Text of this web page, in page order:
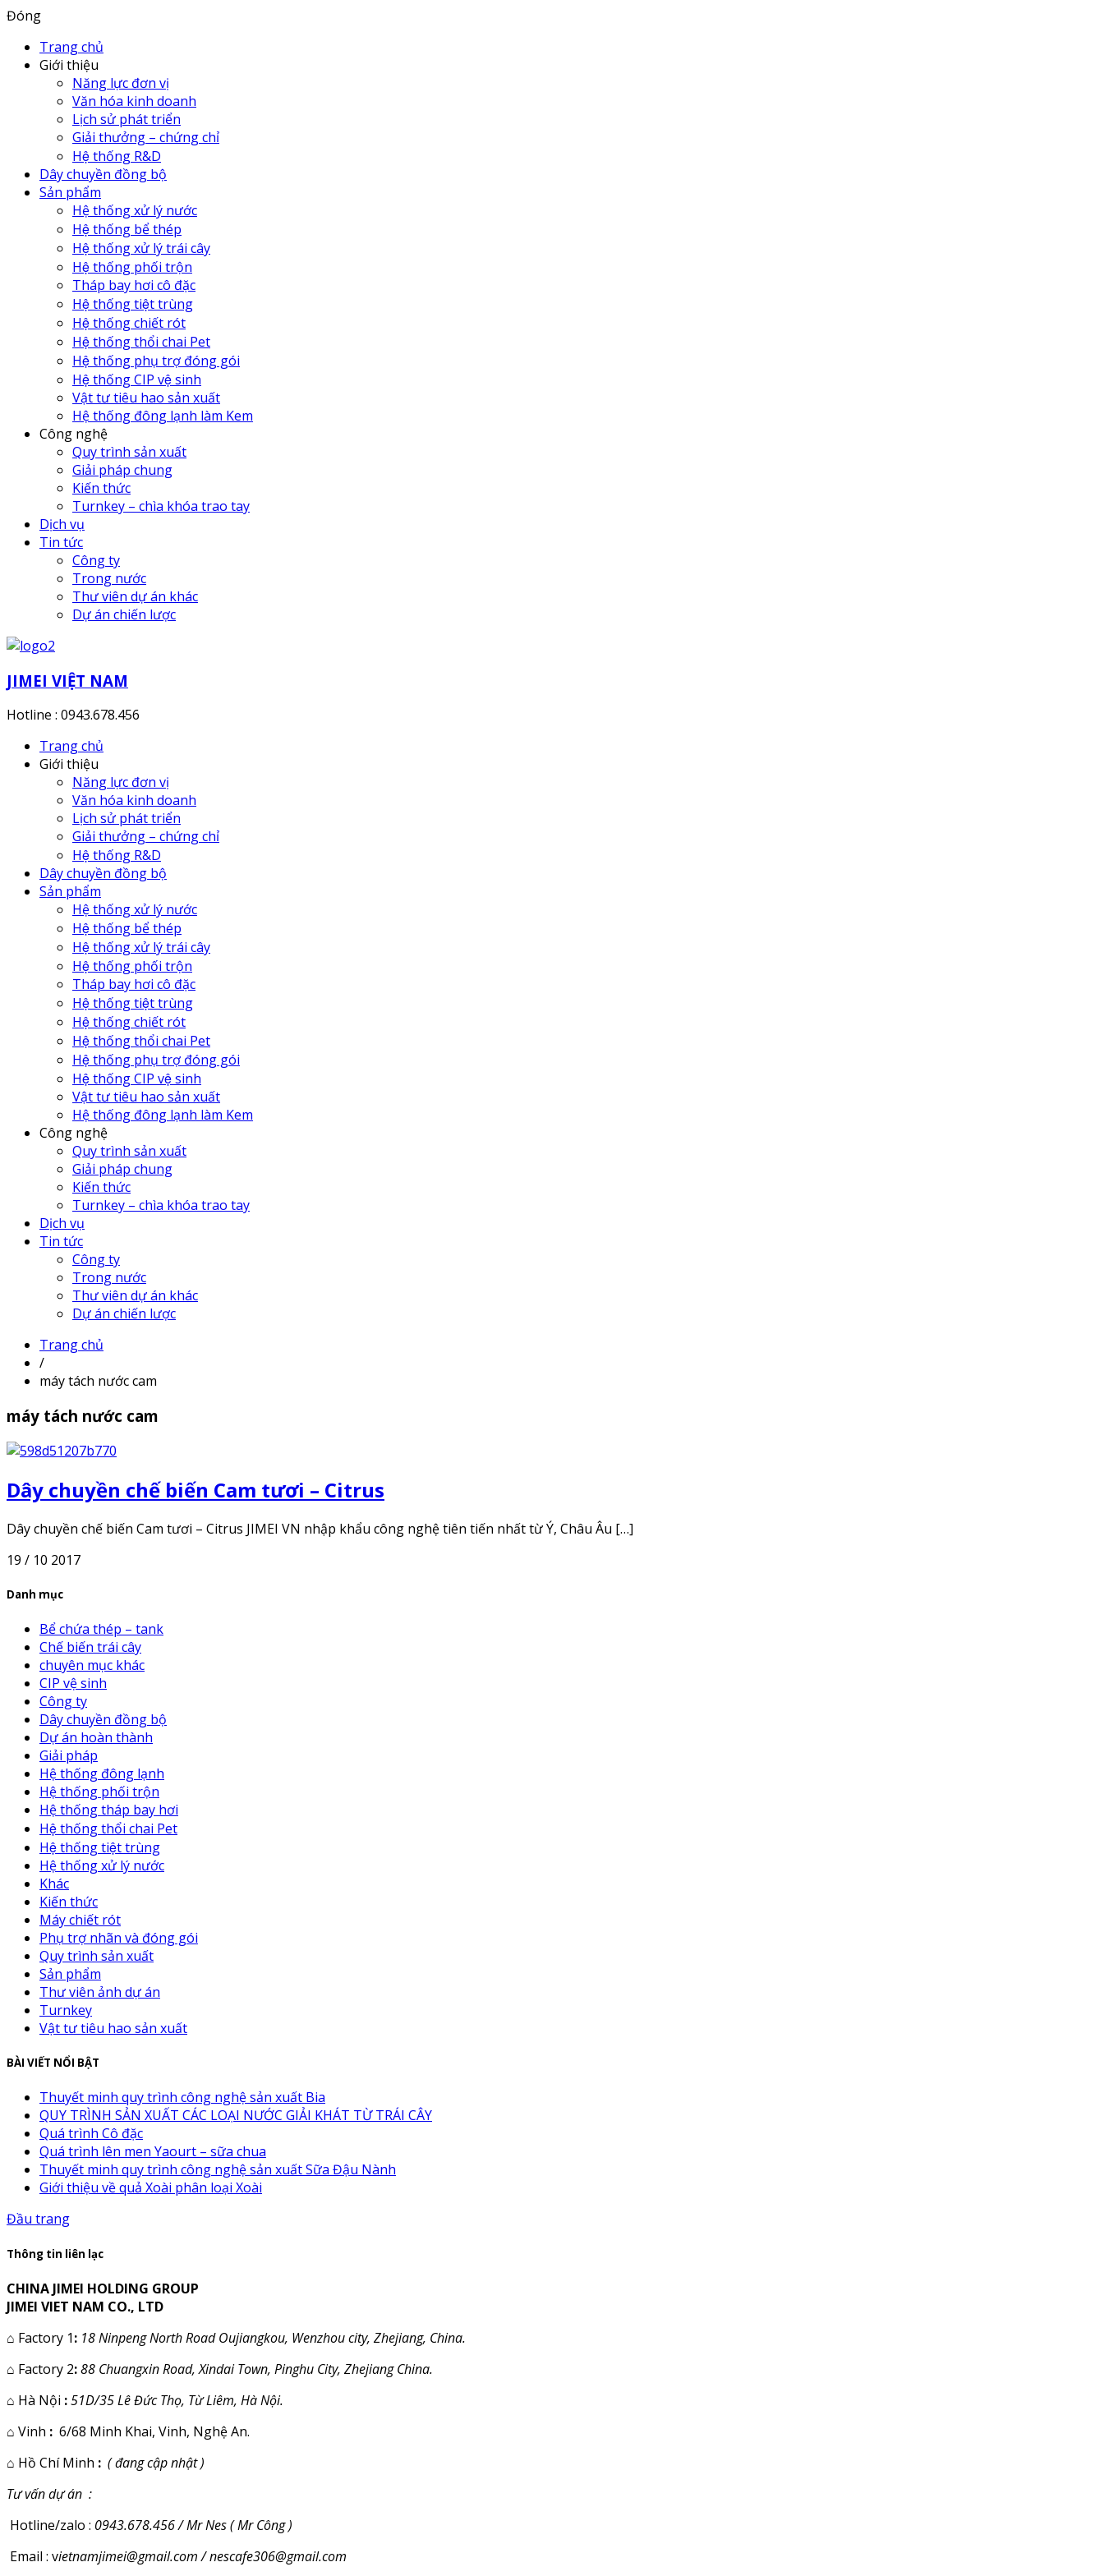
Đóng
Trang chủ
Giới thiệu
Năng lực đơn vị
Văn hóa kinh doanh
Lịch sử phát triển
Giải thưởng – chứng chỉ
Hệ thống R&D
Dây chuyền đồng bộ
Sản phẩm
Hệ thống xử lý nước
Hệ thống bể thép
Hệ thống xử lý trái cây
Hệ thống phối trộn
Tháp bay hơi cô đặc
Hệ thống tiệt trùng
Hệ thống chiết rót
Hệ thống thổi chai Pet
Hệ thống phụ trợ đóng gói
Hệ thống CIP vệ sinh
Vật tư tiêu hao sản xuất
Hệ thống đông lạnh làm Kem
Công nghệ
Quy trình sản xuất
Giải pháp chung
Kiến thức
Turnkey – chìa khóa trao tay
Dịch vụ
Tin tức
Công ty
Trong nước
Thư viên dự án khác
Dự án chiến lược
JIMEI VIỆT NAM
Hotline : 0943.678.456
Trang chủ
Giới thiệu
Năng lực đơn vị
Văn hóa kinh doanh
Lịch sử phát triển
Giải thưởng – chứng chỉ
Hệ thống R&D
Dây chuyền đồng bộ
Sản phẩm
Hệ thống xử lý nước
Hệ thống bể thép
Hệ thống xử lý trái cây
Hệ thống phối trộn
Tháp bay hơi cô đặc
Hệ thống tiệt trùng
Hệ thống chiết rót
Hệ thống thổi chai Pet
Hệ thống phụ trợ đóng gói
Hệ thống CIP vệ sinh
Vật tư tiêu hao sản xuất
Hệ thống đông lạnh làm Kem
Công nghệ
Quy trình sản xuất
Giải pháp chung
Kiến thức
Turnkey – chìa khóa trao tay
Dịch vụ
Tin tức
Công ty
Trong nước
Thư viên dự án khác
Dự án chiến lược
Trang chủ
/
máy tách nước cam
máy tách nước cam
Dây chuyền chế biến Cam tươi – Citrus
Dây chuyền chế biến Cam tươi – Citrus JIMEI VN nhập khẩu công nghệ tiên tiến nhất từ ​​Ý, Châu Âu […]
19 / 10 2017
Danh mục
Bể chứa thép – tank
Chế biến trái cây
chuyên mục khác
CIP vệ sinh
Công ty
Dây chuyền đồng bộ
Dự án hoàn thành
Giải pháp
Hệ thống đông lạnh
Hệ thống phối trộn
Hệ thống tháp bay hơi
Hệ thống thổi chai Pet
Hệ thống tiệt trùng
Hệ thống xử lý nước
Khác
Kiến thức
Máy chiết rót
Phụ trợ nhãn và đóng gói
Quy trình sản xuất
Sản phẩm
Thư viên ảnh dự án
Turnkey
Vật tư tiêu hao sản xuất
BÀI VIẾT NỔI BẬT
Thuyết minh quy trình công nghệ sản xuất Bia
QUY TRÌNH SẢN XUẤT CÁC LOẠI NƯỚC GIẢI KHÁT TỪ TRÁI CÂY
Quá trình Cô đặc
Quá trình lên men Yaourt – sữa chua
Thuyết minh quy trình công nghệ sản xuất Sữa Đậu Nành
Giới thiệu về quả Xoài phân loại Xoài
Đầu trang
Thông tin liên lạc
CHINA JIMEI HOLDING GROUP
JIMEI VIET NAM CO., LTD
⌂ Factory 1: 18 Ninpeng North Road Oujiangkou, Wenzhou city, Zhejiang, China.
⌂ Factory 2:88 Chuangxin Road, Xindai Town, Pinghu City, Zhejiang China.
⌂ Hà Nội :51D/35 Lê Đức Thọ, Từ Liêm, Hà Nội.
⌂ Vinh : 6/68 Minh Khai, Vinh, Nghệ An.
⌂ Hồ Chí Minh : ( đang cập nhật )
Tư vấn dự án :
Hotline/zalo : 0943.678.456 / Mr Nes ( Mr Công )
Email : vietnamjimei@gmail.com / nescafe306@gmail.com